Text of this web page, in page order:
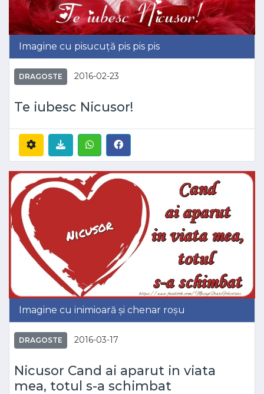
Imagine cu pisucuță pis pis pis
DRAGOSTE 2016-02-23
Te iubesc Nicusor!
Imagine cu inimioară și chenar roșu
DRAGOSTE 2016-03-17
Nicusor Cand ai aparut in viata
mea, totul s-a schimbat